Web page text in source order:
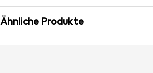
Ähnliche Produkte